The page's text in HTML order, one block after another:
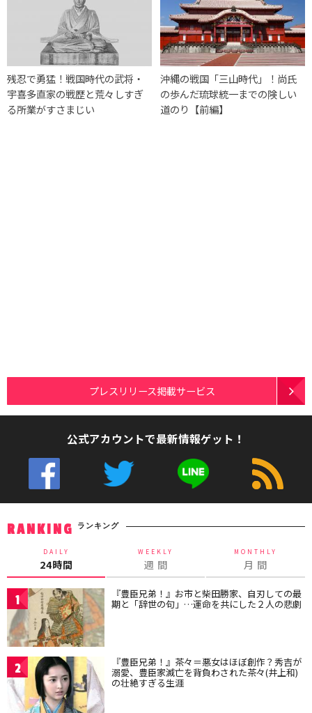
残忍で勇猛！戦国時代の武将・
宇喜多直家の戦歴と荒々しすぎ
る所業がすさまじい
沖縄の戦国「三山時代」！尚氏
の歩んだ琉球統一までの険しい
道のり【前編】
プレスリリース掲載サービス
公式アカウントで最新情報ゲット！
RANKING ランキング
DAILY
24時間
WEEKLY
週 間
MONTHLY
月 間
1 『豊臣兄弟！』お市と柴田勝家、自刃しての最
期と「辞世の句」…運命を共にした２人の悲劇
2 『豊臣兄弟！』茶々＝悪女はほぼ創作？秀吉が
溺愛、豊臣家滅亡を背負わされた茶々(井上和)
の壮絶すぎる生涯